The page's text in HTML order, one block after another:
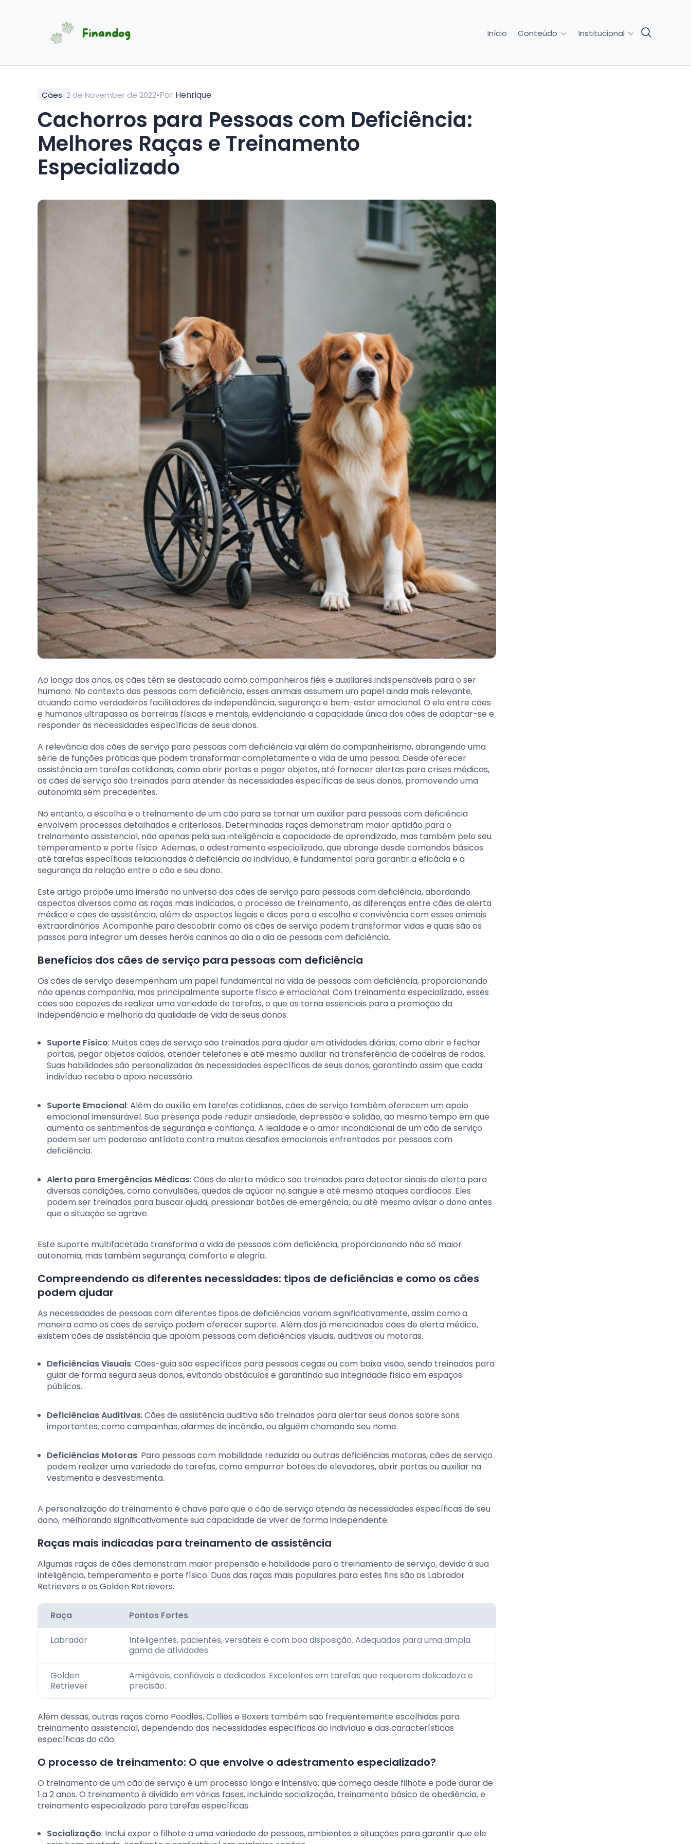
Início Conteúdo Institucional
Cães 2 de November de 2022•Por Henrique
Cachorros para Pessoas com Deficiência:
Melhores Raças e Treinamento
Especializado
Ao longo dos anos, os cães têm se destacado como companheiros fiéis e auxiliares indispensáveis para o ser
humano. No contexto das pessoas com deficiência, esses animais assumem um papel ainda mais relevante,
atuando como verdadeiros facilitadores de independência, segurança e bem-estar emocional. O elo entre cães
e humanos ultrapassa as barreiras físicas e mentais, evidenciando a capacidade única dos cães de adaptar-se e
responder às necessidades específicas de seus donos.
A relevância dos cães de serviço para pessoas com deficiência vai além do companheirismo, abrangendo uma
série de funções práticas que podem transformar completamente a vida de uma pessoa. Desde oferecer
assistência em tarefas cotidianas, como abrir portas e pegar objetos, até fornecer alertas para crises médicas,
os cães de serviço são treinados para atender às necessidades específicas de seus donos, promovendo uma
autonomia sem precedentes.
No entanto, a escolha e o treinamento de um cão para se tornar um auxiliar para pessoas com deficiência
envolvem processos detalhados e criteriosos. Determinadas raças demonstram maior aptidão para o
treinamento assistencial, não apenas pela sua inteligência e capacidade de aprendizado, mas também pelo seu
temperamento e porte físico. Ademais, o adestramento especializado, que abrange desde comandos básicos
até tarefas específicas relacionadas à deficiência do indivíduo, é fundamental para garantir a eficácia e a
segurança da relação entre o cão e seu dono.
Este artigo propõe uma imersão no universo dos cães de serviço para pessoas com deficiência, abordando
aspectos diversos como as raças mais indicadas, o processo de treinamento, as diferenças entre cães de alerta
médico e cães de assistência, além de aspectos legais e dicas para a escolha e convivência com esses animais
extraordinários. Acompanhe para descobrir como os cães de serviço podem transformar vidas e quais são os
passos para integrar um desses heróis caninos ao dia a dia de pessoas com deficiência.
Benefícios dos cães de serviço para pessoas com deficiência
Os cães de serviço desempenham um papel fundamental na vida de pessoas com deficiência, proporcionando
não apenas companhia, mas principalmente suporte físico e emocional. Com treinamento especializado, esses
cães são capazes de realizar uma variedade de tarefas, o que os torna essenciais para a promoção da
independência e melhoria da qualidade de vida de seus donos.
Suporte Físico: Muitos cães de serviço são treinados para ajudar em atividades diárias, como abrir e fechar
portas, pegar objetos caídos, atender telefones e até mesmo auxiliar na transferência de cadeiras de rodas.
Suas habilidades são personalizadas às necessidades específicas de seus donos, garantindo assim que cada
indivíduo receba o apoio necessário.
Suporte Emocional: Além do auxílio em tarefas cotidianas, cães de serviço também oferecem um apoio
emocional imensurável. Sua presença pode reduzir ansiedade, depressão e solidão, ao mesmo tempo em que
aumenta os sentimentos de segurança e confiança. A lealdade e o amor incondicional de um cão de serviço
podem ser um poderoso antídoto contra muitos desafios emocionais enfrentados por pessoas com
deficiência.
Alerta para Emergências Médicas: Cães de alerta médico são treinados para detectar sinais de alerta para
diversas condições, como convulsões, quedas de açúcar no sangue e até mesmo ataques cardíacos. Eles
podem ser treinados para buscar ajuda, pressionar botões de emergência, ou até mesmo avisar o dono antes
que a situação se agrave.
Este suporte multifacetado transforma a vida de pessoas com deficiência, proporcionando não só maior
autonomia, mas também segurança, comforto e alegria.
Compreendendo as diferentes necessidades: tipos de deficiências e como os cães
podem ajudar
As necessidades de pessoas com diferentes tipos de deficiências variam significativamente, assim como a
maneira como os cães de serviço podem oferecer suporte. Além dos já mencionados cães de alerta médico,
existem cães de assistência que apoiam pessoas com deficiências visuais, auditivas ou motoras.
Deficiências Visuais: Cães-guia são específicos para pessoas cegas ou com baixa visão, sendo treinados para
guiar de forma segura seus donos, evitando obstáculos e garantindo sua integridade física em espaços
públicos.
Deficiências Auditivas: Cães de assistência auditiva são treinados para alertar seus donos sobre sons
importantes, como campainhas, alarmes de incêndio, ou alguém chamando seu nome.
Deficiências Motoras: Para pessoas com mobilidade reduzida ou outras deficiências motoras, cães de serviço
podem realizar uma variedade de tarefas, como empurrar botões de elevadores, abrir portas ou auxiliar na
vestimenta e desvestimenta.
A personalização do treinamento é chave para que o cão de serviço atenda às necessidades específicas de seu
dono, melhorando significativamente sua capacidade de viver de forma independente.
Raças mais indicadas para treinamento de assistência
Algumas raças de cães demonstram maior propensão e habilidade para o treinamento de serviço, devido à sua
inteligência, temperamento e porte físico. Duas das raças mais populares para estes fins são os Labrador
Retrievers e os Golden Retrievers.
Raça Pontos Fortes
Labrador
Inteligentes, pacientes, versáteis e com boa disposição. Adequados para uma ampla
gama de atividades.
Golden
Retriever
Amigáveis, confiáveis e dedicados. Excelentes em tarefas que requerem delicadeza e
precisão.
Além dessas, outras raças como Poodles, Collies e Boxers também são frequentemente escolhidas para
treinamento assistencial, dependendo das necessidades específicas do indivíduo e das características
específicas do cão.
O processo de treinamento: O que envolve o adestramento especializado?
O treinamento de um cão de serviço é um processo longo e intensivo, que começa desde filhote e pode durar de
1 a 2 anos. O treinamento é dividido em várias fases, incluindo socialização, treinamento básico de obediência, e
treinamento especializado para tarefas específicas.
Socialização: Inclui expor o filhote a uma variedade de pessoas, ambientes e situações para garantir que ele